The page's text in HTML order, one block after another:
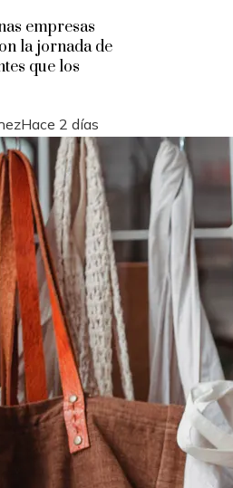
empresas
la jornada de
que los
Hace 2 días